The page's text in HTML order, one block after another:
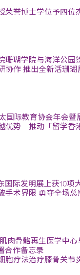
荣誉博士学位予四位
珊瑚学院与海洋公园
协作 推出全新活珊瑚
国际教育协会年会暨
优势 推动「留学香
国际发明展上获10项
手术界限 勇夺全场总
肉骨骼再生医学中心
合作备忘录
胞疗法治疗膝骨关节